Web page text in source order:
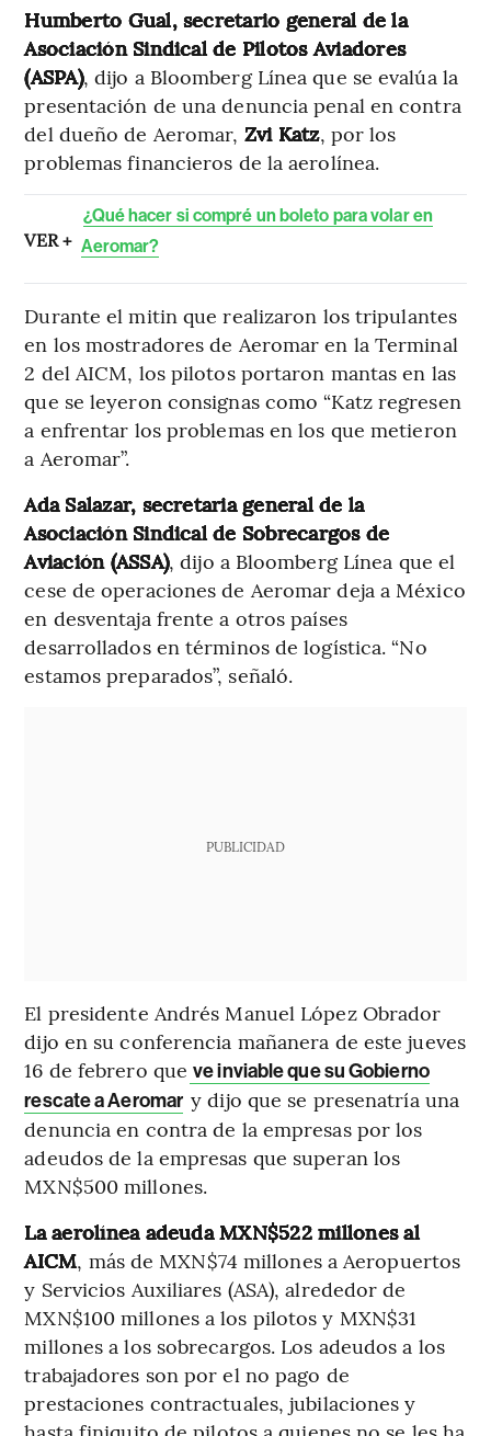
Humberto Gual, secretario general de la
Asociación Sindical de Pilotos Aviadores
(ASPA), dijo a Bloomberg Línea que se evalúa la
presentación de una denuncia penal en contra
del dueño de Aeromar, Zvi Katz, por los
problemas financieros de la aerolínea.
VER +
¿Qué hacer si compré un boleto para volar en
Aeromar?
Durante el mitin que realizaron los tripulantes
en los mostradores de Aeromar en la Terminal
2 del AICM, los pilotos portaron mantas en las
que se leyeron consignas como “Katz regresen
a enfrentar los problemas en los que metieron
a Aeromar”.
Ada Salazar, secretaria general de la
Asociación Sindical de Sobrecargos de
Aviación (ASSA), dijo a Bloomberg Línea que el
cese de operaciones de Aeromar deja a México
en desventaja frente a otros países
desarrollados en términos de logística. “No
estamos preparados”, señaló.
PUBLICIDAD
El presidente Andrés Manuel López Obrador
dijo en su conferencia mañanera de este jueves
16 de febrero que ve inviable que su Gobierno
rescate a Aeromar y dijo que se presenatría una
denuncia en contra de la empresas por los
adeudos de la empresas que superan los
MXN$500 millones.
La aerolínea adeuda MXN$522 millones al
AICM, más de MXN$74 millones a Aeropuertos
y Servicios Auxiliares (ASA), alrededor de
MXN$100 millones a los pilotos y MXN$31
millones a los sobrecargos. Los adeudos a los
trabajadores son por el no pago de
prestaciones contractuales, jubilaciones y